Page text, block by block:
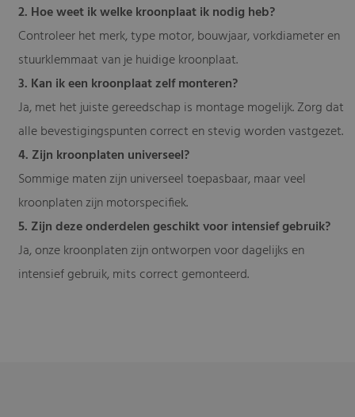
2. Hoe weet ik welke kroonplaat ik nodig heb?
Controleer het merk, type motor, bouwjaar, vorkdiameter en
stuurklemmaat van je huidige kroonplaat.
3. Kan ik een kroonplaat zelf monteren?
Ja, met het juiste gereedschap is montage mogelijk. Zorg dat
alle bevestigingspunten correct en stevig worden vastgezet.
4. Zijn kroonplaten universeel?
Sommige maten zijn universeel toepasbaar, maar veel
kroonplaten zijn motorspecifiek.
5. Zijn deze onderdelen geschikt voor intensief gebruik?
Ja, onze kroonplaten zijn ontworpen voor dagelijks en
intensief gebruik, mits correct gemonteerd.